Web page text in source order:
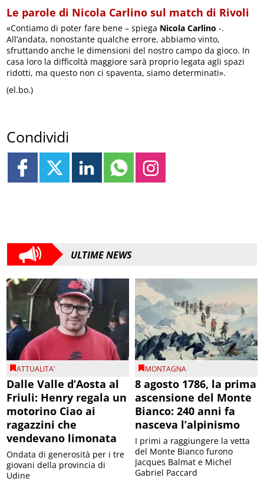
Le parole di Nicola Carlino sul match di Rivoli
«Contiamo di poter fare bene – spiega Nicola Carlino -.
All’andata, nonostante qualche errore, abbiamo vinto,
sfruttando anche le dimensioni del nostro campo da gioco. In
casa loro la difficoltà maggiore sarà proprio legata agli spazi
ridotti, ma questo non ci spaventa, siamo determinati».
(el.bo.)
Condividi
ULTIME NEWS
ATTUALITA'
Dalle Valle d’Aosta al
Friuli: Henry regala un
motorino Ciao ai
ragazzini che
vendevano limonata
Ondata di generosità per i tre
giovani della provincia di
Udine
MONTAGNA
8 agosto 1786, la prima
ascensione del Monte
Bianco: 240 anni fa
nasceva l’alpinismo
I primi a raggiungere la vetta
del Monte Bianco furono
Jacques Balmat e Michel
Gabriel Paccard